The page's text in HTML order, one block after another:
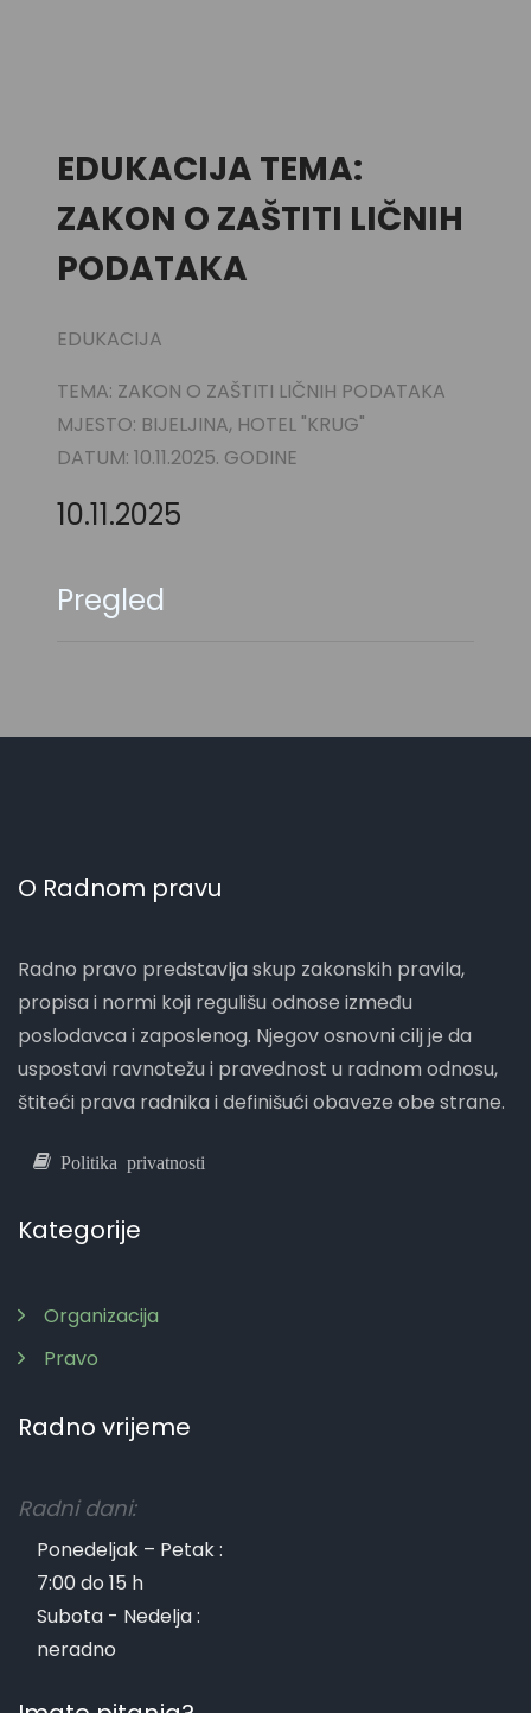
EDUKACIJA TEMA:
ZAKON O ZAŠTITI LIČNIH
PODATAKA
EDUKACIJA
TEMA: ZAKON O ZAŠTITI LIČNIH PODATAKA
MJESTO: BIJELJINA, HOTEL "KRUG"
DATUM: 10.11.2025. GODINE
10.11.2025
Pregled
O Radnom pravu
Radno pravo predstavlja skup zakonskih pravila,
propisa i normi koji regulišu odnose između
poslodavca i zaposlenog. Njegov osnovni cilj je da
uspostavi ravnotežu i pravednost u radnom odnosu,
štiteći prava radnika i definišući obaveze obe strane.
Politika privatnosti
Kategorije
Organizacija
Pravo
Radno vrijeme
Radni dani:
Ponedeljak – Petak :
7:00 do 15 h
Subota - Nedelja :
neradno